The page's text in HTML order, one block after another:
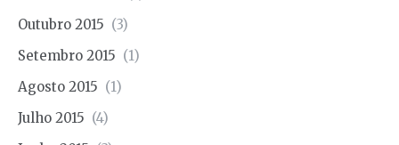
Outubro 2015 (3)
Setembro 2015 (1)
Agosto 2015 (1)
Julho 2015 (4)